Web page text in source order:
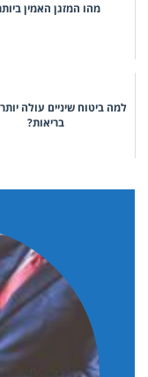
מהו המזגן האמין
למה ביטוח שיניים עולה
בריאות?